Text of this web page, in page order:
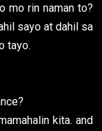
mo rin naman to?
sayo at dahil sa
tayo.
kita. and